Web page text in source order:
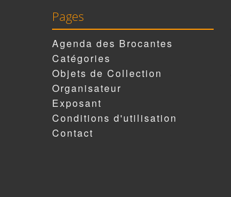
Pages
Agenda des Brocantes
Catégories
Objets de Collection
Organisateur
Exposant
Conditions d'utilisation
Contact